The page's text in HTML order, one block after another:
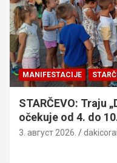
MANIFESTACIJE
STARČEVO: Traju
očekuje od 4. do
3. август 2026.